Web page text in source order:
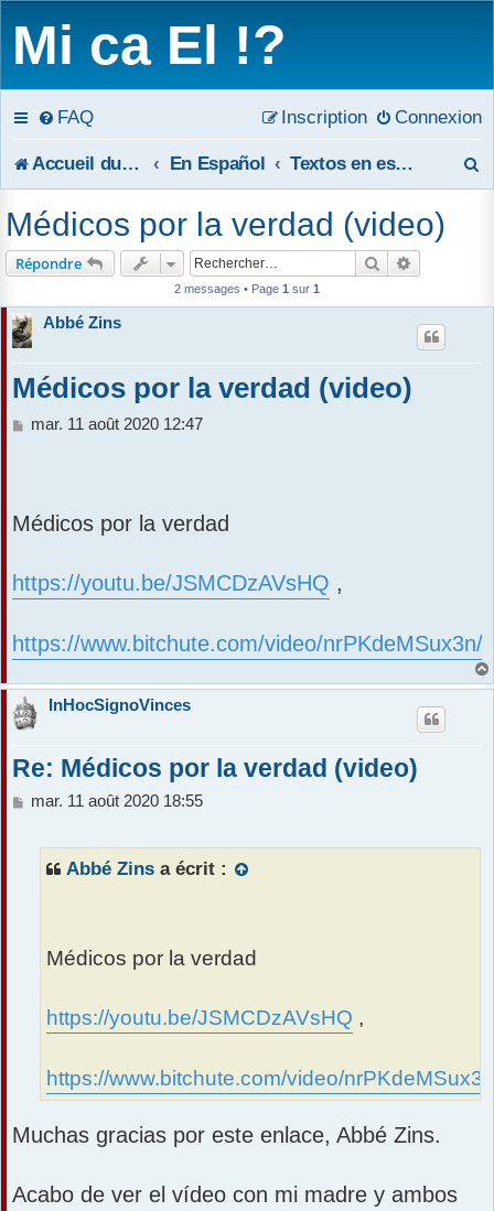
Mi ca El !?
FAQ Connexion
Inscription
Accueil du forum En Español Textos en español
r
Médicos por la verdad (video)
Répondre Rechercher
2 messages • Page 1 sur 1
Abbé Zins
Médicos por la verdad (video)
M
g
mar. 11 août 2020 12:47
Médicos por la verdad
https://youtu.be/JSMCDzAVsHQ ,
https://www.bitchute.com/video/nrPKdeMSux3n/
InHocSignoVinces
Re: Médicos por la verdad (video)
M
mar. 11 août 2020 18:55
Abbé Zins a écrit :
Médicos por la verdad
https://youtu.be/JSMCDzAVsHQ ,
https://www.bitchute.com/video/
Muchas gracias por este enlace, Abbé Zins.
Acabo de ver el vídeo con mi madre y ambos